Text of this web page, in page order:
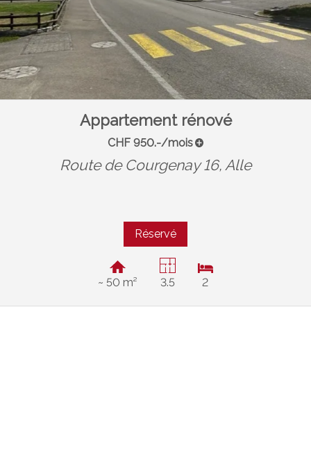
Appartement rénové
CHF 950.-/mois
Route de Courgenay 16, Alle
Réservé
~ 50 m² 3.5 2